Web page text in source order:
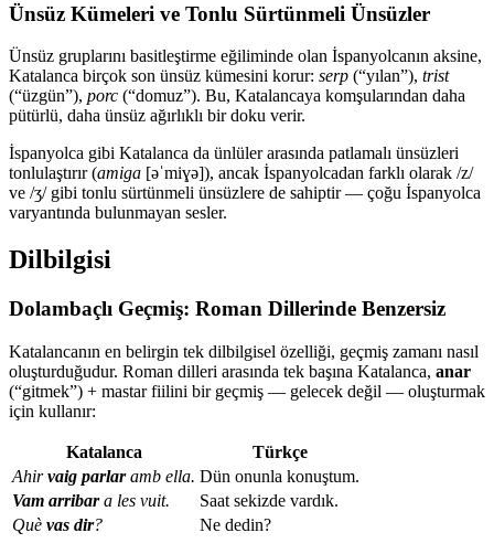
Ünsüz Kümeleri ve Tonlu Sürtünmeli Ünsüzler
Ünsüz gruplarını basitleştirme eğiliminde olan İspanyolcanın aksine,
Katalanca birçok son ünsüz kümesini korur: serp (“yılan”), trist
(“üzgün”), porc (“domuz”). Bu, Katalancaya komşularından daha
pütürlü, daha ünsüz ağırlıklı bir doku verir.
İspanyolca gibi Katalanca da ünlüler arasında patlamalı ünsüzleri
tonlulaştırır (amiga [əˈmiɣə]), ancak İspanyolcadan farklı olarak /z/
ve /ʒ/ gibi tonlu sürtünmeli ünsüzlere de sahiptir — çoğu İspanyolca
varyantında bulunmayan sesler.
Dilbilgisi
Dolambaçlı Geçmiş: Roman Dillerinde Benzersiz
Katalancanın en belirgin tek dilbilgisel özelliği, geçmiş zamanı nasıl
oluşturduğudur. Roman dilleri arasında tek başına Katalanca, anar
(“gitmek”) + mastar fiilini bir geçmiş — gelecek değil — oluşturmak
için kullanır:
Katalanca
Türkçe
Ahirvaig parlaramb ella. Dün onunla konuştum.
Vam arribara les vuit.
Saat sekizde vardık.
Què vas dir? Ne dedin?